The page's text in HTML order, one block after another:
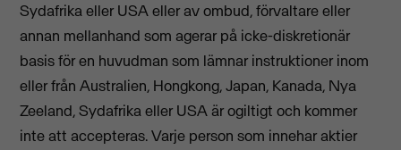
Sydafrika eller USA eller av ombud, förvaltare eller
annan mellanhand som agerar på icke-diskretionär
basis för en huvudman som lämnar instruktioner inom
eller från Australien, Hongkong, Japan, Kanada, Nya
Zeeland, Sydafrika eller USA är ogiltigt och kommer
inte att accepteras. Varje person som innehar aktier